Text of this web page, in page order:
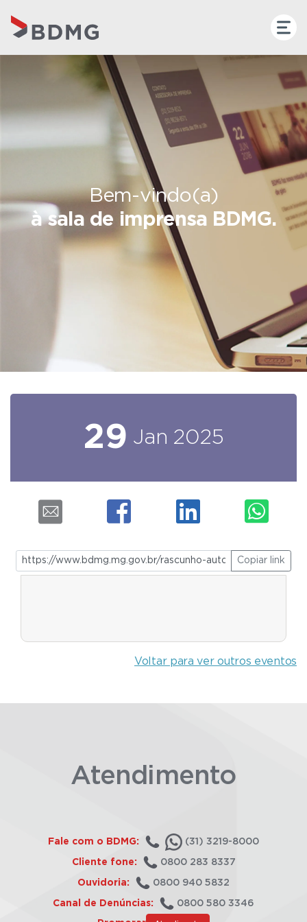
Bem-vindo(a)
à sala de imprensa BDMG.
29 Jan 2025
Copiar link
Voltar para ver outros eventos
Atendimento
Fale com o BDMG: (31) 3219-8000
Cliente fone: 0800 283 8337
Ouvidoria: 0800 940 5832
Canal de Denúncias: 0800 580 3346